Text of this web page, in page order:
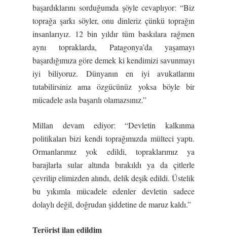
başardıklarını sorduğumda şöyle cevaplıyor: “Biz
toprağa şarkı söyler, onu dinleriz çünkü toprağın
insanlarıyız. 12 bin yıldır tüm baskılara rağmen
aynı topraklarda, Patagonya’da yaşamayı
başardığımıza göre demek ki kendimizi savunmayı
iyi biliyoruz. Dünyanın en iyi avukatlarını
tutabilirsiniz ama özgücünüz yoksa böyle bir
mücadele asla başarılı olamazsınız.”
Millan devam ediyor: “Devletin kalkınma
politikaları bizi kendi toprağımızda mülteci yaptı.
Ormanlarımız yok edildi, topraklarımız ya
barajlarla sular altında bırakıldı ya da çitlerle
çevrilip elimizden alındı, delik deşik edildi. Üstelik
bu yıkımla mücadele edenler devletin sadece
dolaylı değil, doğrudan şiddetine de maruz kaldı.”
Terörist ilan edildim